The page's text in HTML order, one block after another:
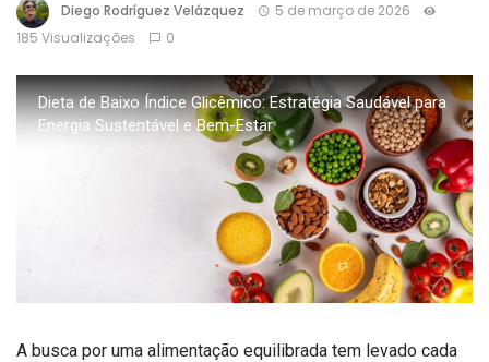
Diego Rodríguez Velázquez
5 de março de 2026
185 Visualizações
0
Dieta de Baixo Índice Glicêmico: Estratégia Saudável para
Energia Sustentável e Bem-Estar
A busca por uma alimentação equilibrada tem levado cada